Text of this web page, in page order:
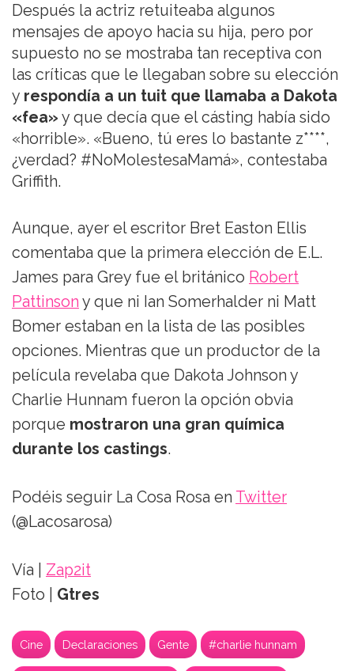
Después la actriz retuiteaba algunos
mensajes de apoyo hacia su hija, pero por
supuesto no se mostraba tan receptiva con
las críticas que le llegaban sobre su elección
y respondía a un tuit que llamaba a Dakota
«fea» y que decía que el cásting había sido
«horrible». «Bueno, tú eres lo bastante z****,
¿verdad? #NoMolestesaMamá», contestaba
Griffith.
Aunque, ayer el escritor Bret Easton Ellis
comentaba que la primera elección de E.L.
James para Grey fue el británico Robert
Pattinson y que ni Ian Somerhalder ni Matt
Bomer estaban en la lista de las posibles
opciones. Mientras que un productor de la
película revelaba que Dakota Johnson y
Charlie Hunnam fueron la opción obvia
porque mostraron una gran química
durante los castings.
Podéis seguir La Cosa Rosa en Twitter
(@Lacosarosa)
Vía | Zap2it
Foto | Gtres
Cine Declaraciones Gente #charlie hunnam